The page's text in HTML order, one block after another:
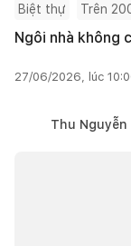
Biệt thự Trên
Ngôi nhà không
27/06/2026, lúc
Thu Nguyễn